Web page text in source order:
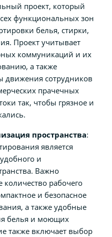
проект, который
функциональных зон
белья, стирки,
Проект учитывает
коммуникаций и их
а также
сотрудников
прачечных
так, чтобы грязное и
пространства:
является
и
Важно
количество рабочего
и безопасное
а также удобные
белья и моющих
также включает выбор